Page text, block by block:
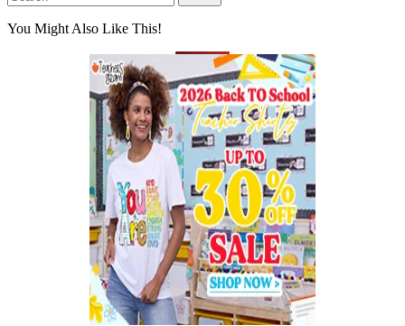
You Might Also Like This!